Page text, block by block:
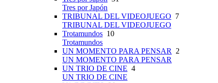
Tres por Japón
TRIBUNAL DEL VIDEOJUEGO 7
TRIBUNAL DEL VIDEOJUEGO
Trotamundos 10
Trotamundos
UN MOMENTO PARA PENSAR
2
UN MOMENTO PARA PENSAR
UN TRIO DE CINE 4
UN TRIO DE CINE